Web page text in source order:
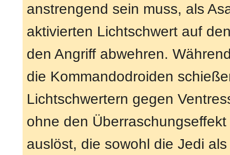
anstrengend sein muss, als
aktivierten Lichtschwert auf
den Angriff abwehren.
die Kommandodroiden
Lichtschwertern gegen
ohne den
auslöst, die sowohl die Jedi